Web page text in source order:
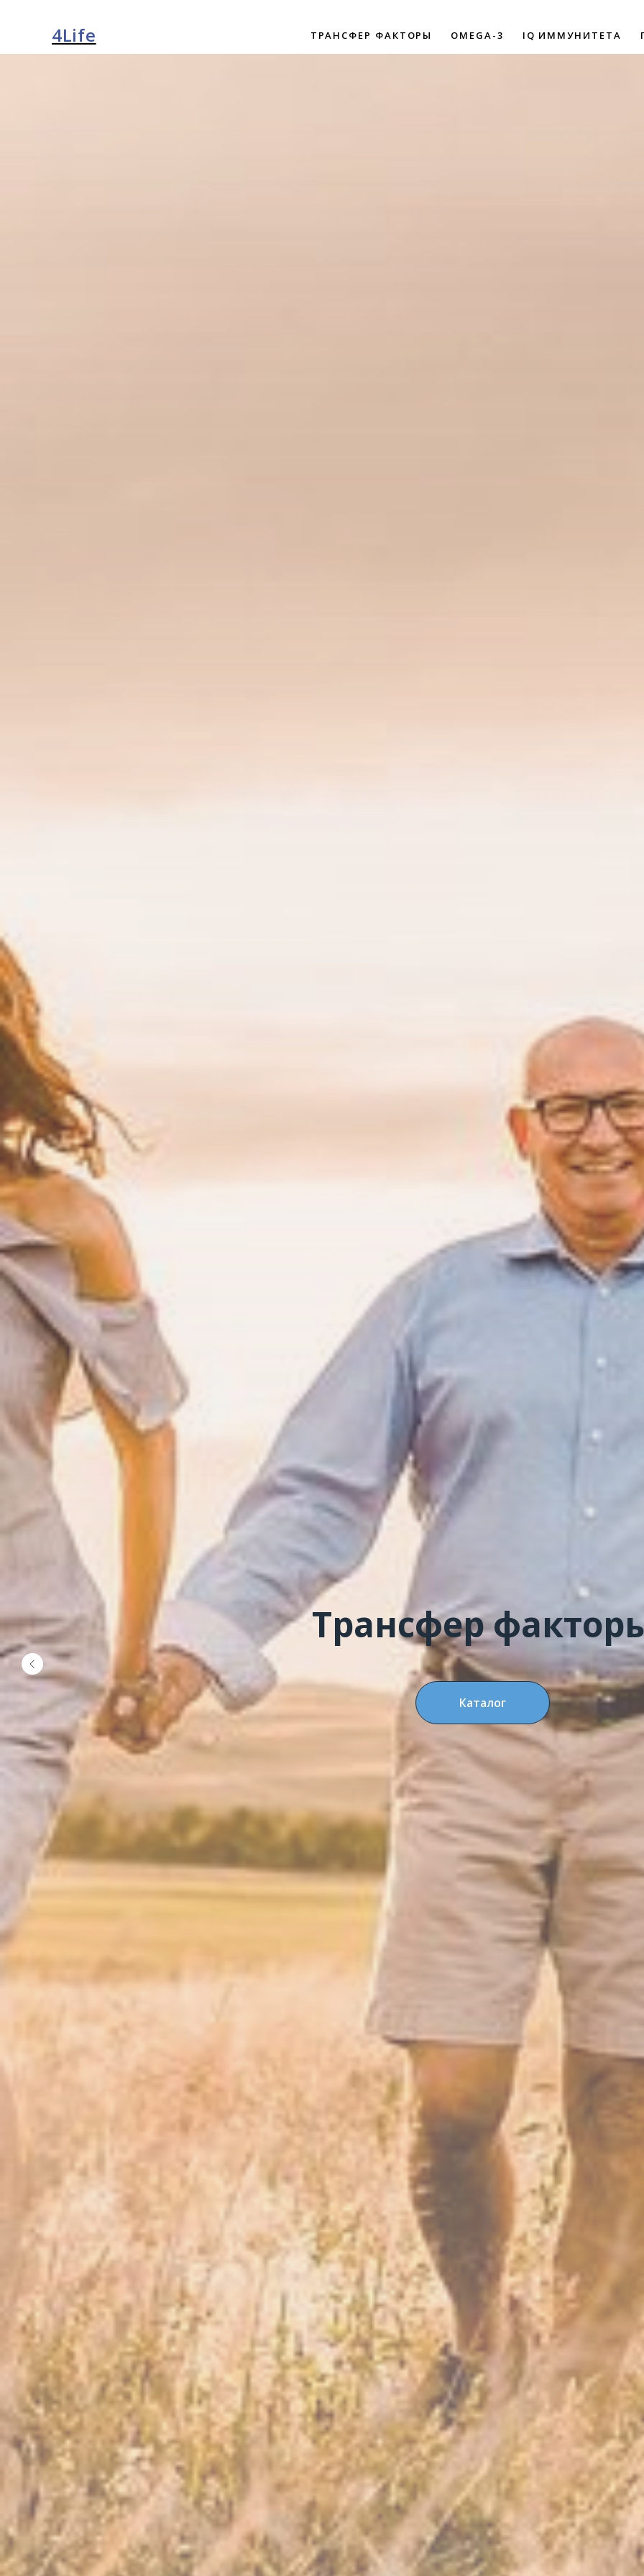
4Life ТРАНСФЕР ФАКТОРЫ OMEGA-3 IQ ИММУНИТЕТА
Трансфер
Каталог